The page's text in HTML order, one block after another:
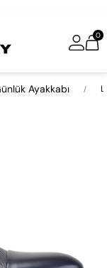
0
Ayakkabı